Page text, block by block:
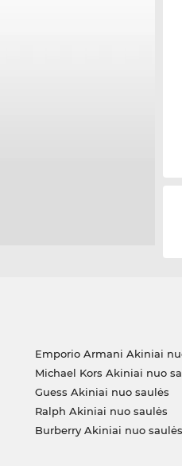
Emporio Armani Akiniai
Michael Kors Akiniai nuo
Guess Akiniai nuo saulės
Ralph Akiniai nuo saulės
Burberry Akiniai nuo saulės